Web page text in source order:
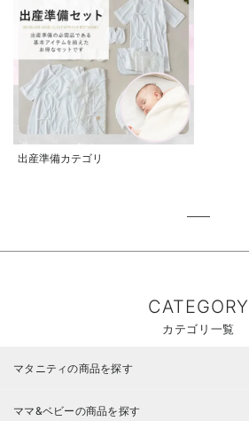
出産準備カテゴリ
CATEGORY
カテゴリ一覧
マタニティの商品を探す
ママ&ベビーの商品を探す